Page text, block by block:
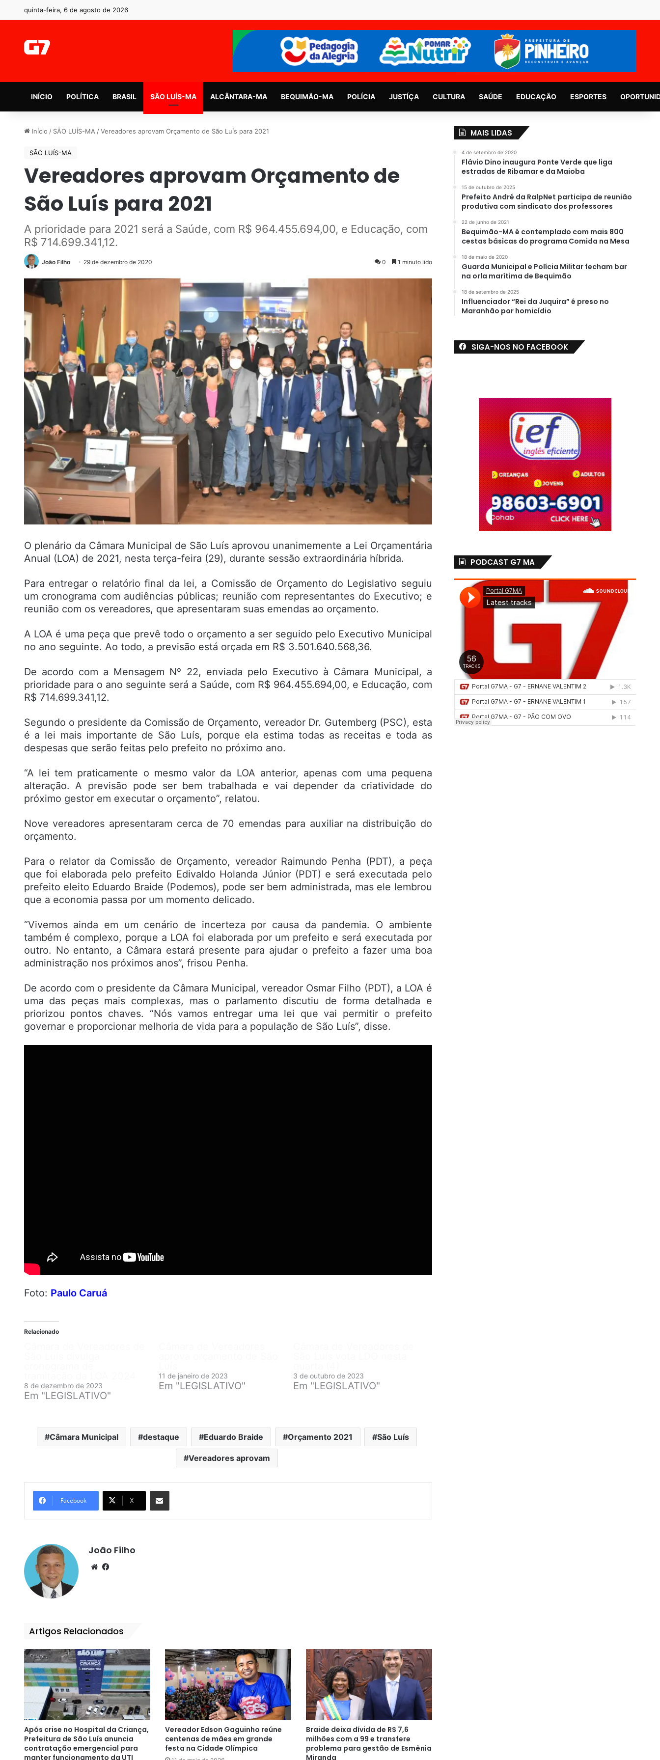
quinta-feira, 6 de agosto de 2026
INÍCIO POLÍTICA BRASIL SÃO LUÍS-MA ALCÂNTARA-MA BEQUIMÃO-MA POLÍCIA JUSTÍÇA CULTURA SAÚDE EDUCAÇÃO ESPORTES
Início / SÃO LUÍS-MA / Vereadores aprovam Orçamento de São Luís para 2021
SÃO LUÍS-MA
Vereadores aprovam Orçamento de
São Luís para 2021
A prioridade para 2021 será a Saúde, com R$ 964.455.694,00, e Educação, com
R$ 714.699.341,12.
João Filho 29 de dezembro de 2020 0 1 minuto lido
O plenário da Câmara Municipal de São Luís aprovou unanimemente a Lei Orçamentária
Anual (LOA) de 2021, nesta terça-feira (29), durante sessão extraordinária híbrida.
Para entregar o relatório final da lei, a Comissão de Orçamento do Legislativo seguiu
um cronograma com audiências públicas; reunião com representantes do Executivo; e
reunião com os vereadores, que apresentaram suas emendas ao orçamento.
A LOA é uma peça que prevê todo o orçamento a ser seguido pelo Executivo Municipal
no ano seguinte. Ao todo, a previsão está orçada em R$ 3.501.640.568,36.
De acordo com a Mensagem Nº 22, enviada pelo Executivo à Câmara Municipal, a
prioridade para o ano seguinte será a Saúde, com R$ 964.455.694,00, e Educação, com
R$ 714.699.341,12.
Segundo o presidente da Comissão de Orçamento, vereador Dr. Gutemberg (PSC), esta
é a lei mais importante de São Luís, porque ela estima todas as receitas e toda as
despesas que serão feitas pelo prefeito no próximo ano.
“A lei tem praticamente o mesmo valor da LOA anterior, apenas com uma pequena
alteração. A previsão pode ser bem trabalhada e vai depender da criatividade do
próximo gestor em executar o orçamento”, relatou.
Nove vereadores apresentaram cerca de 70 emendas para auxiliar na distribuição do
orçamento.
Para o relator da Comissão de Orçamento, vereador Raimundo Penha (PDT), a peça
que foi elaborada pelo prefeito Edivaldo Holanda Júnior (PDT) e será executada pelo
prefeito eleito Eduardo Braide (Podemos), pode ser bem administrada, mas ele lembrou
que a economia passa por um momento delicado.
“Vivemos ainda em um cenário de incerteza por causa da pandemia. O ambiente
também é complexo, porque a LOA foi elaborada por um prefeito e será executada por
outro. No entanto, a Câmara estará presente para ajudar o prefeito a fazer uma boa
administração nos próximos anos”, frisou Penha.
De acordo com o presidente da Câmara Municipal, vereador Osmar Filho (PDT), a LOA é
uma das peças mais complexas, mas o parlamento discutiu de forma detalhada e
priorizou pontos chaves. “Nós vamos entregar uma lei que vai permitir o prefeito
governar e proporcionar melhoria de vida para a população de São Luís”, disse.
Foto: Paulo Caruá
Relacionado
8 de dezembro de 2023
Em "LEGISLATIVO"
11 de janeiro de 2023
Em "LEGISLATIVO"
3 de outubro de 2023
Em "LEGISLATIVO"
Câmara Municipal destaque Eduardo Braide Orçamento 2021 São Luís
Vereadores aprovam
Facebook X
Compartilhar por e-mail
João Filho
We
Artigos Relacionados
Após crise no Hospital da Criança,
Prefeitura de São Luís anuncia
contratação emergencial para
manter funcionamento da UTI
Vereador Edson Gaguinho reúne
centenas de mães em grande
festa na Cidade Olímpica
Braide deixa dívida de R$ 7,6
milhões com a 99 e transfere
problema para gestão de Esmênia
Miranda
MAIS LIDAS
4 de setembro de 2020
Flávio Dino inaugura Ponte Verde que liga
estradas de Ribamar e da Maioba
15 de outubro de 2025
Prefeito André da RalpNet participa de reunião
produtiva com sindicato dos professores
22 de junho de 2021
Bequimão-MA é contemplado com mais 800
cestas básicas do programa Comida na Mesa
18 de maio de 2020
Guarda Municipal e Polícia Militar fecham bar
na orla marítima de Bequimão
18 de setembro de 2025
Influenciador “Rei da Juquira” é preso no
Maranhão por homicídio
SIGA-NOS NO FACEBOOK
PODCAST G7 MA